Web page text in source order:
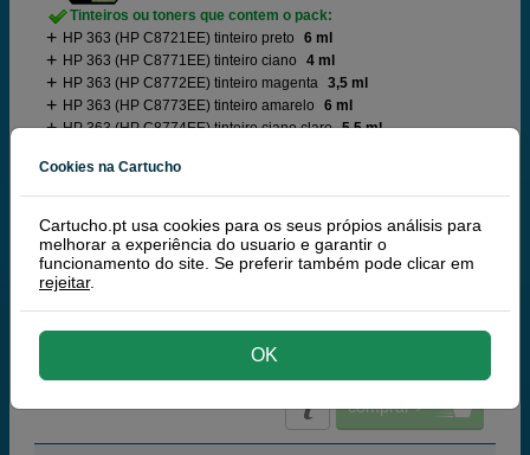
Tinteiros ou toners que contem o pack:
HP 363 (HP C8721EE) tinteiro preto
6 ml
HP 363 (HP C8771EE) tinteiro ciano
4 ml
HP 363 (HP C8772EE) tinteiro magenta 3,5 ml
HP 363 (HP C8773EE) tinteiro amarelo
6 ml
HP 363 (HP C8774EE) tinteiro ciano claro 5,5 ml
Conselho: Quer uma alternativa mais barata?
Preço)
Pack
156, €
127,24 € iva ex
comprar >
Cookies na Cartucho
Cartucho.pt usa cookies para os seus própios análisis para
melhorar a experiência do usuario e garantir o
funcionamento do site. Se preferir também pode clicar em
rejeitar.
OK